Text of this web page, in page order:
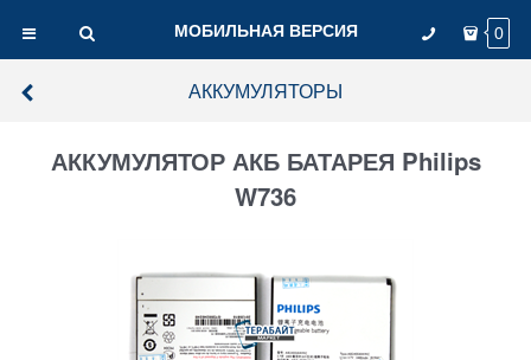
МОБИЛЬНАЯ ВЕРСИЯ 0
АККУМУЛЯТОРЫ
АККУМУЛЯТОР АКБ БАТАРЕЯ Philips
W736